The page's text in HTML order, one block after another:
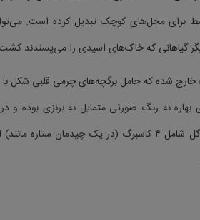
برای محل‌های کوچک تبدیل کرده است.
گیاهانی که خاک‌های اسیدی را می‌پسندند
شده که حامل برگچه‌های چرمی قلبی شکل
رشد جدیدی بهاره به رنگ صورتی متمایل به برنزی بوده و
می‌شوند. گل‌ها بصورت خوشه‌های تنک ظاهر می‌شوند که هر گل شامل ۴ کاسبرگ (در یک